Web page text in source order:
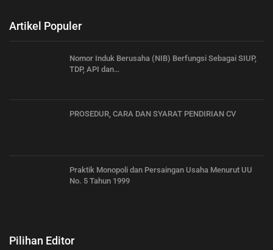
Artikel Populer
Nomor Induk Berusaha (NIB) Berfungsi Sebagai SIUP,
TDP, API dan…
PROSEDUR, CARA DAN SYARAT PENDIRIAN CV
Praktik Monopoli dan Persaingan Usaha Menurut UU
No. 5 Tahun 1999
Pilihan Editor